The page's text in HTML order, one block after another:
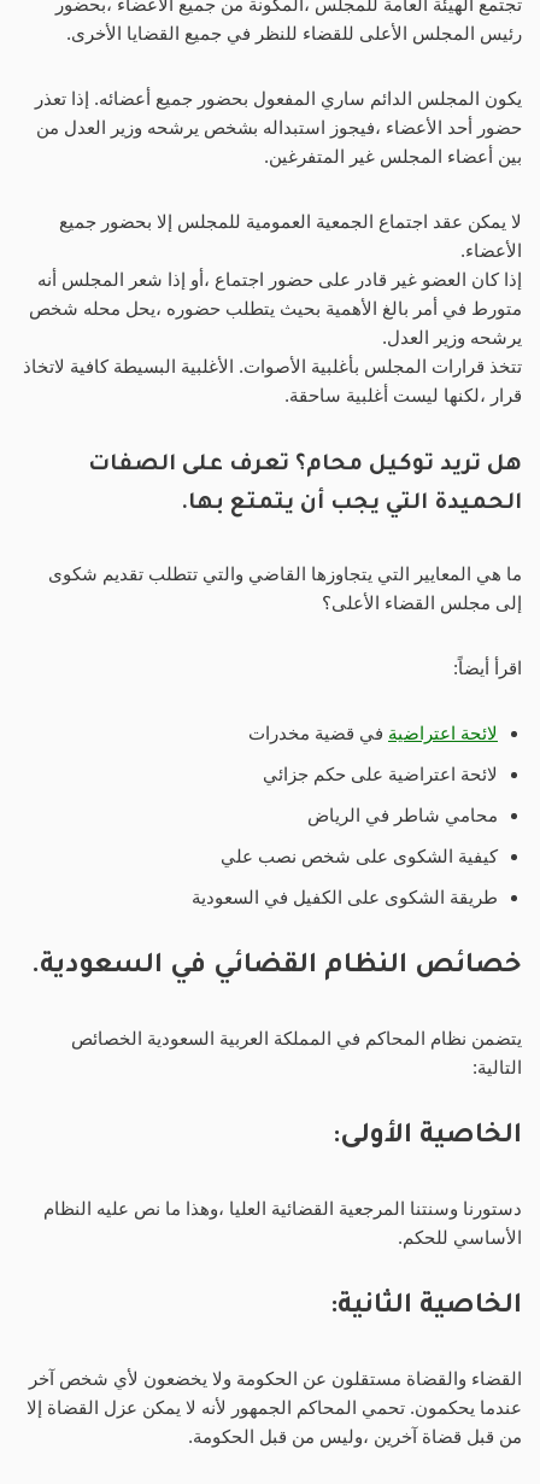
رئيس المجلس الأعلى للقضاء للنظر في جميع القضايا الأخرى.
يكون المجلس الدائم ساري المفعول بحضور جميع أعضائه. إذا تعذر
حضور أحد الأعضاء ،فيجوز استبداله بشخص يرشحه وزير العدل من
بين أعضاء المجلس غير المتفرغين.
لا يمكن عقد اجتماع الجمعية العمومية للمجلس إلا بحضور جميع
الأعضاء.
إذا كان العضو غير قادر على حضور اجتماع ،أو إذا شعر المجلس أنه
متورط في أمر بالغ الأهمية بحيث يتطلب حضوره ،يحل محله شخص
يرشحه وزير العدل.
تتخذ قرارات المجلس بأغلبية الأصوات. الأغلبية البسيطة كافية لاتخاذ
قرار ،لكنها ليست أغلبية ساحقة.
هل تريد توكيل محام؟ تعرف على الصفات
الحميدة التي يجب أن يتمتع بها.
ما هي المعايير التي يتجاوزها القاضي والتي تتطلب تقديم شكوى
إلى مجلس القضاء الأعلى؟
اقرأ أيضاً:
لائحة اعتراضية في قضية مخدرات
لائحة اعتراضية على حكم جزائي
محامي شاطر في الرياض
كيفية الشكوى على شخص نصب علي
طريقة الشكوى على الكفيل في السعودية
خصائص النظام القضائي في السعودية.
يتضمن نظام المحاكم في المملكة العربية السعودية الخصائص
التالية:
الخاصية الأولى:
دستورنا وسنتنا المرجعية القضائية العليا ،وهذا ما نص عليه النظام
الأساسي للحكم.
الخاصية الثانية:
القضاء والقضاة مستقلون عن الحكومة ولا يخضعون لأي شخص آخر
عندما يحكمون. تحمي المحاكم الجمهور لأنه لا يمكن عزل القضاة إلا
من قبل قضاة آخرين ،وليس من قبل الحكومة.